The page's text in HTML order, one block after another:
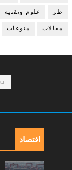
ظز علوم وتقنية
مقالات منوعات
اقتصاد